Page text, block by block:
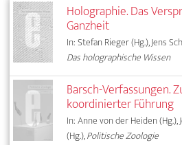
Holographie. Das
Ganzheit
In: Stefan Rieger (Hg.), Jens
Das holographische Wissen
Barsch-Verfassungen.
koordinierter Führung
In: Anne von der Heiden (Hg.),
(Hg.),Politische Zoologie